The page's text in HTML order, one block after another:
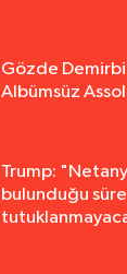
Gözde
Albümsüz
Trump:
bulunduğu